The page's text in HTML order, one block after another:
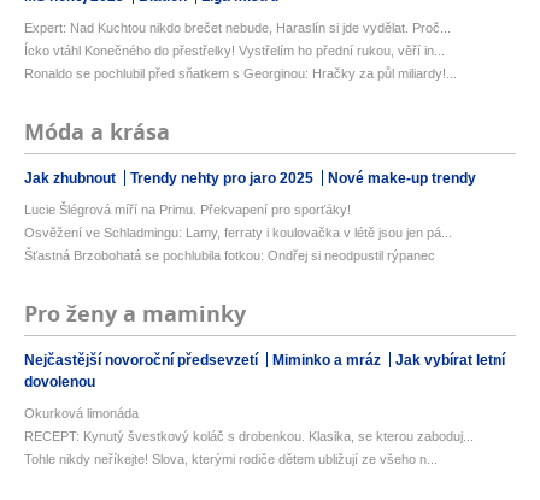
Expert: Nad Kuchtou nikdo brečet nebude, Haraslín si jde vydělat. Proč...
Ícko vtáhl Konečného do přestřelky! Vystřelím ho přední rukou, věří in...
Ronaldo se pochlubil před sňatkem s Georginou: Hračky za půl miliardy!...
Móda a krása
Jak zhubnout Trendy nehty pro jaro 2025 Nové make-up trendy
Lucie Šlégrová míří na Primu. Překvapení pro sporťáky!
Osvěžení ve Schladmingu: Lamy, ferraty i koulovačka v létě jsou jen pá...
Šťastná Brzobohatá se pochlubila fotkou: Ondřej si neodpustil rýpanec
Pro ženy a maminky
Nejčastější novoroční předsevzetí Miminko a mráz
Jak vybírat letní
dovolenou
Okurková limonáda
RECEPT: Kynutý švestkový koláč s drobenkou. Klasika, se kterou zaboduj...
Tohle nikdy neříkejte! Slova, kterými rodiče dětem ubližují ze všeho n...